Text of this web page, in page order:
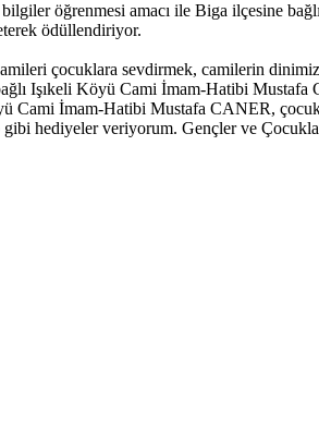
öğrenmesi amacı ile Biga ilçesine
ödüllendiriyor.
çocuklara sevdirmek, camilerin
Işıkeli Köyü Cami İmam-Hatibi Mustafa
İmam-Hatibi Mustafa CANER,
hediyeler veriyorum. Gençler ve